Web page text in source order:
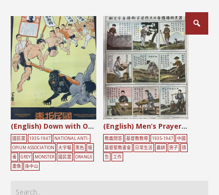
(English) Down with Opium and Narcotics
國民黨 1935-1947
NATIONAL ANTI-
OPIUM ASSOCIATION
大字報 黑色
吸
毒
GREY MONSTER 國民黨
ORANGE
畫像
孫中山
(English) Men’s Prayer Pictures
教義問答 基督教教導 1935-1947
中國
基督聖教書會
日常生活 農耕 男子
禱
告
工作